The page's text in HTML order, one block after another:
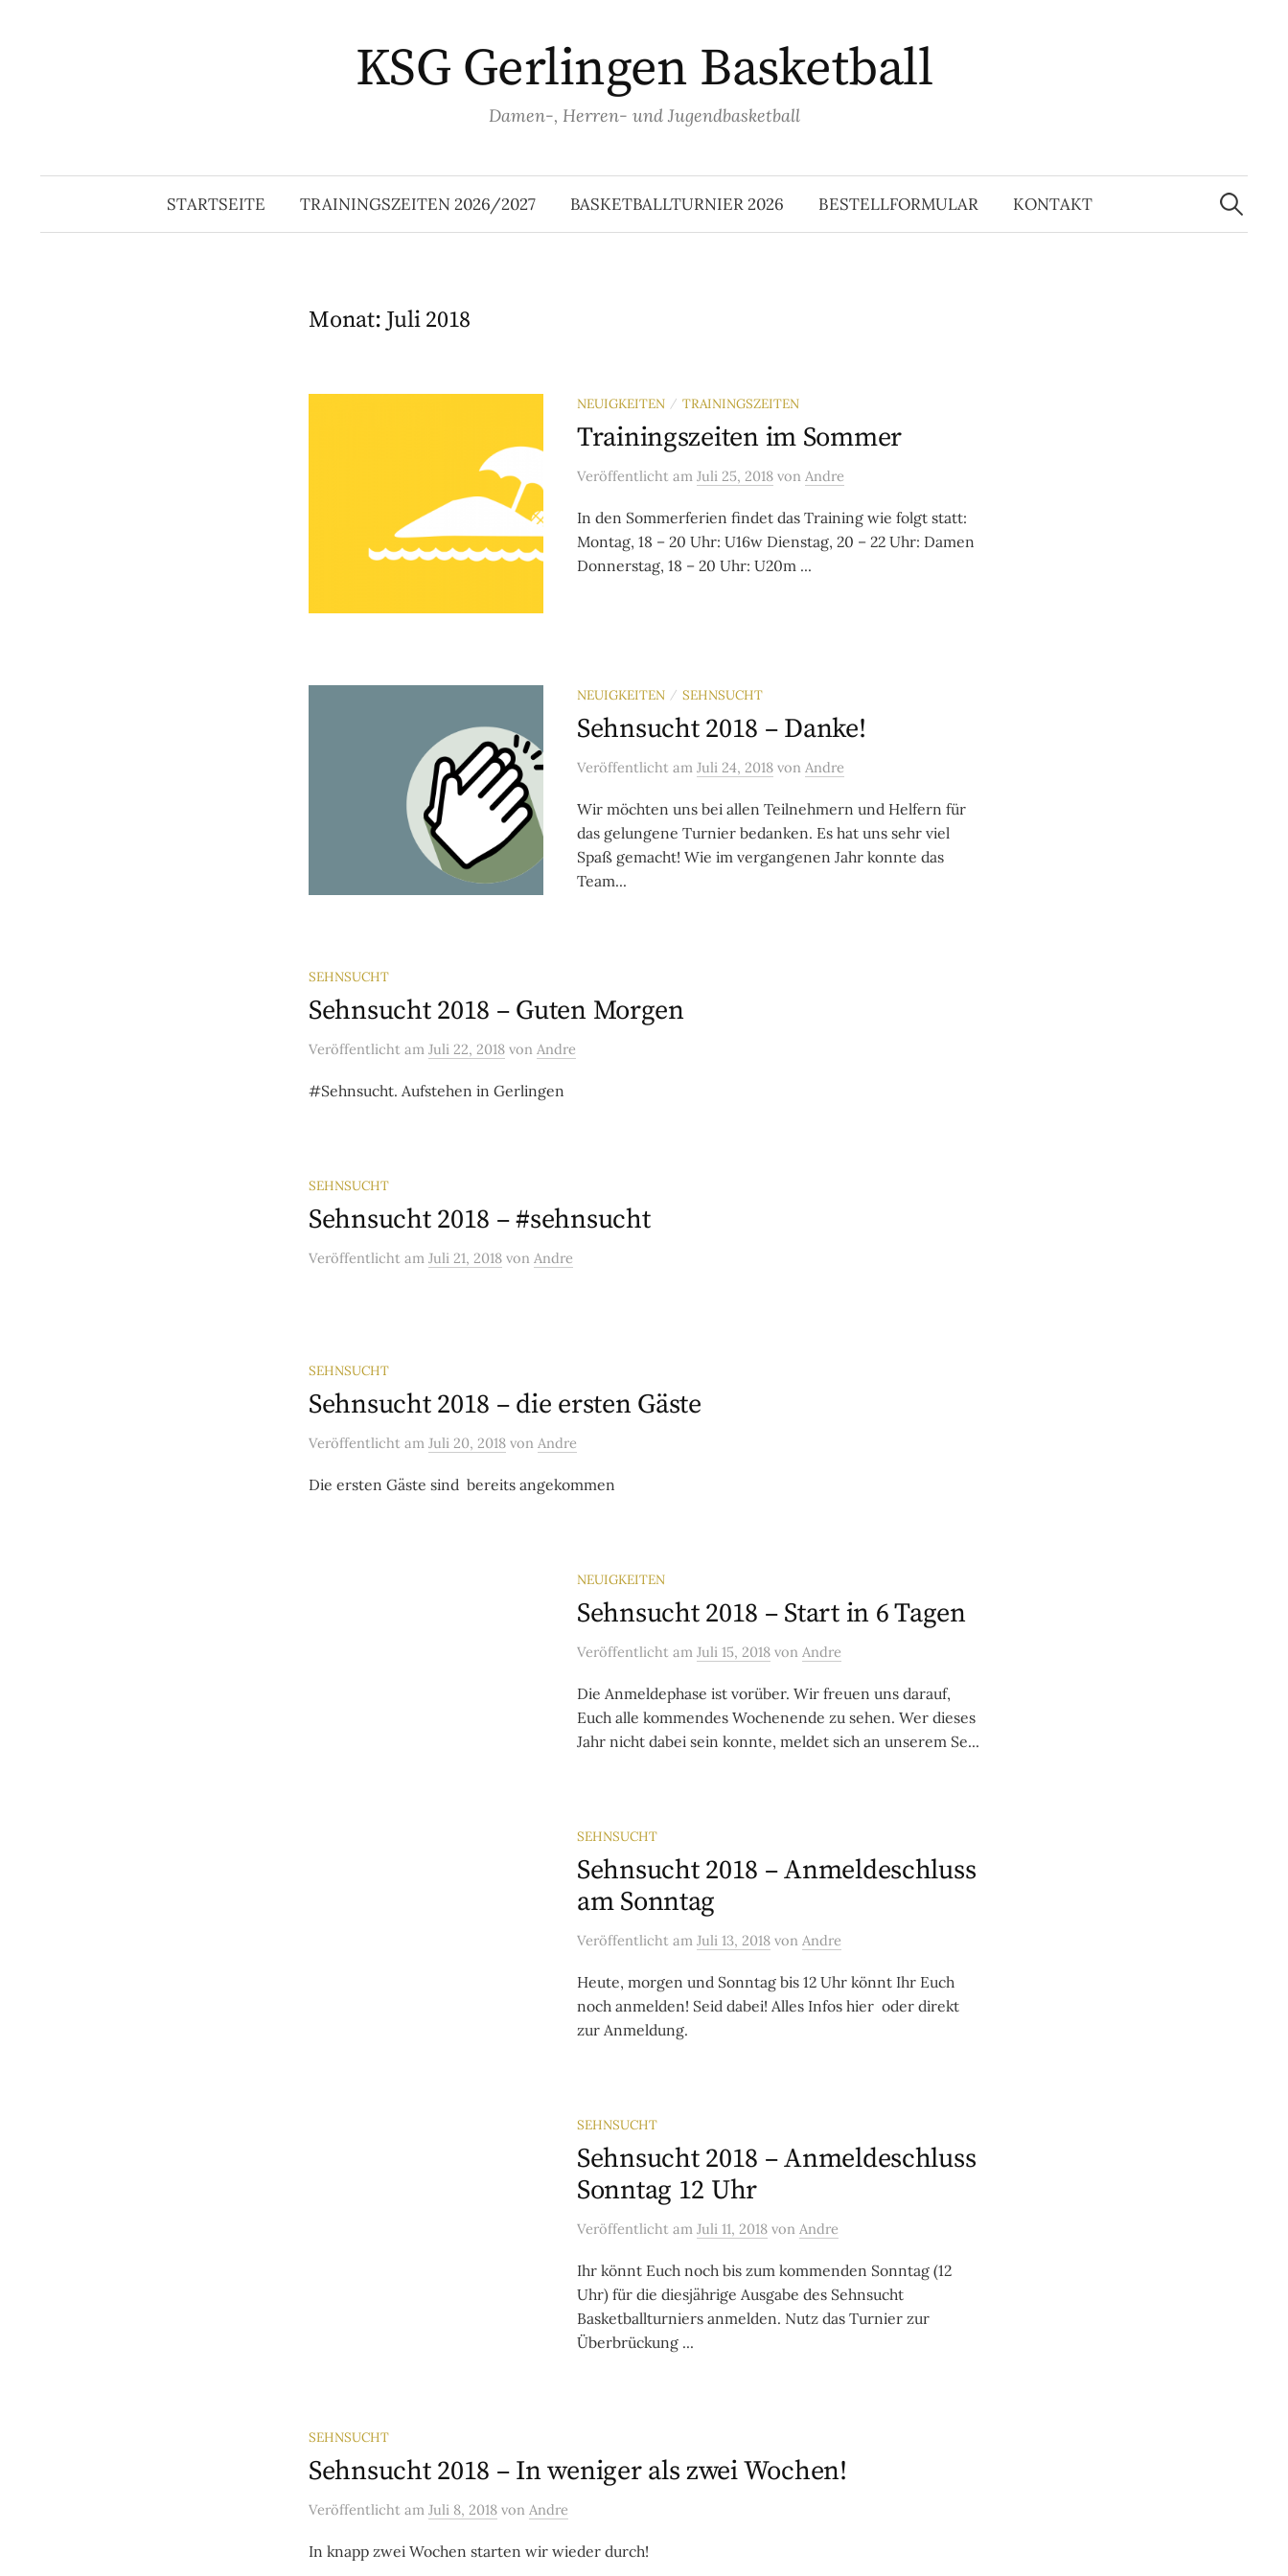
KSG Gerlingen Basketball
Damen-, Herren- und Jugendbasketball
STARTSEITE TRAININGSZEITEN 2026/2027 BASKETBALLTURNIER 2026 BESTELLFORMULAR KONTAKT
Suchen
nach:
Monat:Juli 2018
NEUIGKEITEN / TRAININGSZEITEN
Trainingszeiten im Sommer
Veröffentlicht am Juli 25, 2018 von Andre
In den Sommerferien findet das Training wie folgt statt:
Montag, 18 – 20 Uhr: U16w Dienstag, 20 – 22 Uhr: Damen
Donnerstag, 18 – 20 Uhr: U20m ...
NEUIGKEITEN / SEHNSUCHT
Sehnsucht 2018 – Danke!
Veröffentlicht am Juli 24, 2018 von Andre
Wir möchten uns bei allen Teilnehmern und Helfern für
das gelungene Turnier bedanken. Es hat uns sehr viel
Spaß gemacht! Wie im vergangenen Jahr konnte das
Team...
SEHNSUCHT
Sehnsucht 2018 – Guten Morgen
Veröffentlicht am Juli 22, 2018 von Andre
#Sehnsucht. Aufstehen in Gerlingen
SEHNSUCHT
Sehnsucht 2018 – #sehnsucht
Veröffentlicht am Juli 21, 2018 von Andre
SEHNSUCHT
Sehnsucht 2018 – die ersten Gäste
Veröffentlicht am Juli 20, 2018 von Andre
Die ersten Gäste sind bereits angekommen
NEUIGKEITEN
Sehnsucht 2018 – Start in 6 Tagen
Veröffentlicht am Juli 15, 2018 von Andre
Die Anmeldephase ist vorüber. Wir freuen uns darauf,
Euch alle kommendes Wochenende zu sehen. Wer dieses
Jahr nicht dabei sein konnte, meldet sich an unserem Se...
SEHNSUCHT
Sehnsucht 2018 – Anmeldeschluss
am Sonntag
Veröffentlicht am Juli 13, 2018 von Andre
Heute, morgen und Sonntag bis 12 Uhr könnt Ihr Euch
noch anmelden! Seid dabei! Alles Infos hier oder direkt
zur Anmeldung.
SEHNSUCHT
Sehnsucht 2018 – Anmeldeschluss
Sonntag 12 Uhr
Veröffentlicht am Juli 11, 2018 von Andre
Ihr könnt Euch noch bis zum kommenden Sonntag (12
Uhr) für die diesjährige Ausgabe des Sehnsucht
Basketballturniers anmelden. Nutz das Turnier zur
Überbrückung ...
SEHNSUCHT
Sehnsucht 2018 – In weniger als zwei Wochen!
Veröffentlicht am Juli 8, 2018 von Andre
In knapp zwei Wochen starten wir wieder durch!